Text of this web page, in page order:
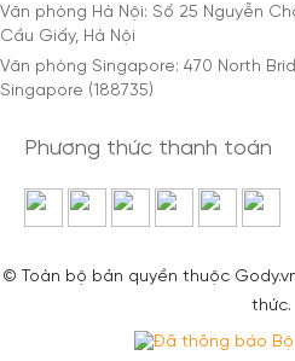
Văn phòng Hà Nội: Số 25 Nguyễn
Cầu Giấy, Hà Nội
Văn phòng Singapore: 470 North
Singapore (188735)
Phương thức thanh toán
© Toàn bộ bản quyền thuộc
thức.